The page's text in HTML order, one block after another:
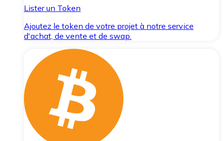
Lister un Token
Ajoutez le token de votre projet à notre service
d'achat, de vente et de swap.